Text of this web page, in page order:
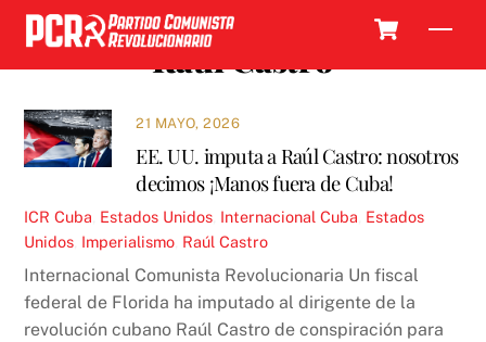
Skip
content
Raúl Castro
21 MAYO, 2026
EE. UU. imputa a Raúl Castro: nosotros
decimos ¡Manos fuera de Cuba!
ICR Cuba Estados Unidos Internacional Cuba Estados
Unidos Imperialismo Raúl Castro
Internacional Comunista Revolucionaria Un fiscal
federal de Florida ha imputado al dirigente de la
revolución cubano Raúl Castro de conspiración para